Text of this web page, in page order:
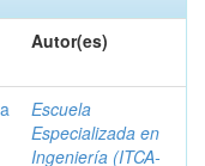
Autor(es)
Escuela
Especializada en
Ingeniería (ITCA-